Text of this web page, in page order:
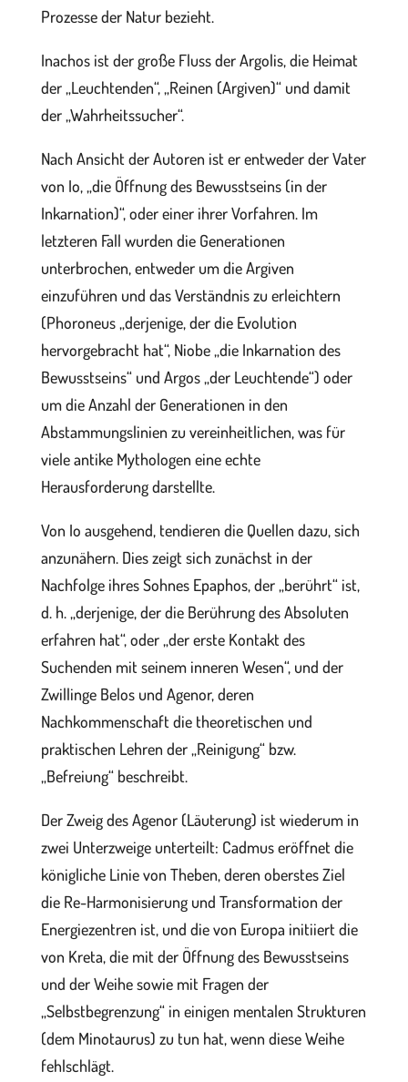
Prozesse der Natur bezieht.
Inachos ist der große Fluss der Argolis, die Heimat
der „Leuchtenden“, „Reinen (Argiven)“ und damit
der „Wahrheitssucher“.
Nach Ansicht der Autoren ist er entweder der Vater
von Io, „die Öffnung des Bewusstseins (in der
Inkarnation)“, oder einer ihrer Vorfahren. Im
letzteren Fall wurden die Generationen
unterbrochen, entweder um die Argiven
einzuführen und das Verständnis zu erleichtern
(Phoroneus „derjenige, der die Evolution
hervorgebracht hat“, Niobe „die Inkarnation des
Bewusstseins“ und Argos „der Leuchtende“) oder
um die Anzahl der Generationen in den
Abstammungslinien zu vereinheitlichen, was für
viele antike Mythologen eine echte
Herausforderung darstellte.
Von Io ausgehend, tendieren die Quellen dazu, sich
anzunähern. Dies zeigt sich zunächst in der
Nachfolge ihres Sohnes Epaphos, der „berührt“ ist,
d. h. „derjenige, der die Berührung des Absoluten
erfahren hat“, oder „der erste Kontakt des
Suchenden mit seinem inneren Wesen“, und der
Zwillinge Belos und Agenor, deren
Nachkommenschaft die theoretischen und
praktischen Lehren der „Reinigung“ bzw.
„Befreiung“ beschreibt.
Der Zweig des Agenor (Läuterung) ist wiederum in
zwei Unterzweige unterteilt: Cadmus eröffnet die
königliche Linie von Theben, deren oberstes Ziel
die Re-Harmonisierung und Transformation der
Energiezentren ist, und die von Europa initiiert die
von Kreta, die mit der Öffnung des Bewusstseins
und der Weihe sowie mit Fragen der
„Selbstbegrenzung“ in einigen mentalen Strukturen
(dem Minotaurus) zu tun hat, wenn diese Weihe
fehlschlägt.